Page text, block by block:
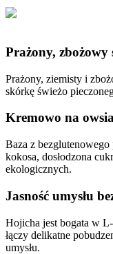
Prażony, zbożowy
Prażony, ziemisty i
skórkę świeżo
Kremowo na
Baza z
kokosa, dosłodzona
ekologicznych.
Jasność umysłu
Hojicha jest bogata w
łączy delikatne
umysłu.